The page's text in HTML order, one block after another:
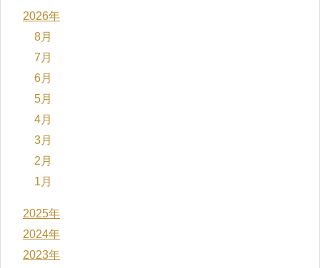
2026年
8月
7月
6月
5月
4月
3月
2月
1月
2025年
2024年
2023年